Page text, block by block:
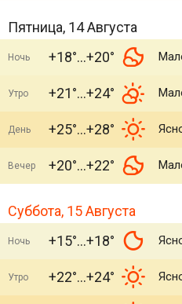
Пятница, 14 Августа
Ночь +18° +20°
Утро +21° +24°
День +25° +28°
Вечер +20° +22°
Суббота, 15 Августа
Ночь +15° +18°
Утро +22° +24°